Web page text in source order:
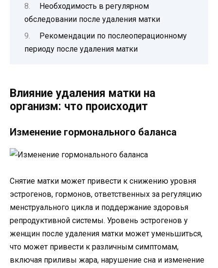
Необходимость в регулярном
обследовании после удаления матки
Рекомендации по послеоперационному
периоду после удаления матки
Влияние удаления матки на
организм: что происходит
Изменение гормонального баланса
Снятие матки может привести к снижению уровня
эстрогенов, гормонов, ответственных за регуляцию
менструального цикла и поддержание здоровья
репродуктивной системы. Уровень эстрогенов у
женщин после удаления матки может уменьшиться,
что может привести к различным симптомам,
включая приливы жара, нарушение сна и изменение